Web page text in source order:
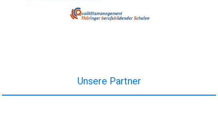
Unsere Partner